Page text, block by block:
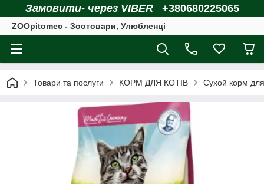
Замовити- через VIBER +380680225065
ZOOpitomec - Зоотовари, Улюбленці
Товари та послуги КОРМ ДЛЯ КОТІВ Сухой корм